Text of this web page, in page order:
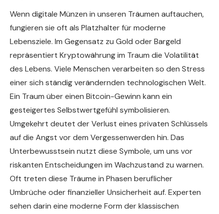
Wenn digitale Münzen in unseren Träumen auftauchen,
fungieren sie oft als Platzhalter für moderne
Lebensziele. Im Gegensatz zu Gold oder Bargeld
repräsentiert Kryptowährung im Traum die Volatilität
des Lebens. Viele Menschen verarbeiten so den Stress
einer sich ständig verändernden technologischen Welt.
Ein Traum über einen Bitcoin-Gewinn kann ein
gesteigertes Selbstwertgefühl symbolisieren.
Umgekehrt deutet der Verlust eines privaten Schlüssels
auf die Angst vor dem Vergessenwerden hin. Das
Unterbewusstsein nutzt diese Symbole, um uns vor
riskanten Entscheidungen im Wachzustand zu warnen.
Oft treten diese Träume in Phasen beruflicher
Umbrüche oder finanzieller Unsicherheit auf. Experten
sehen darin eine moderne Form der klassischen